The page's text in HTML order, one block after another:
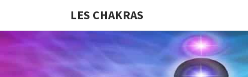
LES CHAKRAS